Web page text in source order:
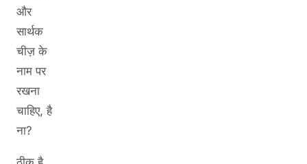
और
सार्थक
चीज़ के
नाम पर
रखना
चाहिए, है
ना?